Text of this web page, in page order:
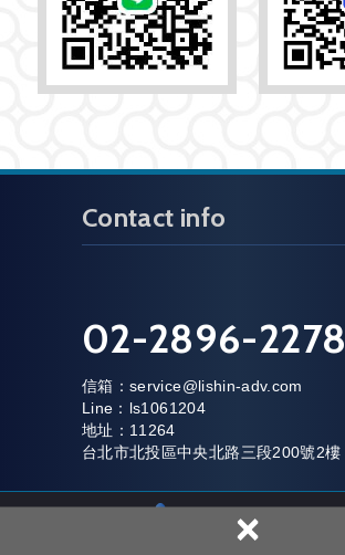
×
Contact info
02-2896-2278
信箱：service@lishin-adv.com
Line：ls1061204
地址：11264
台北市北投區中央北路三段200號2樓